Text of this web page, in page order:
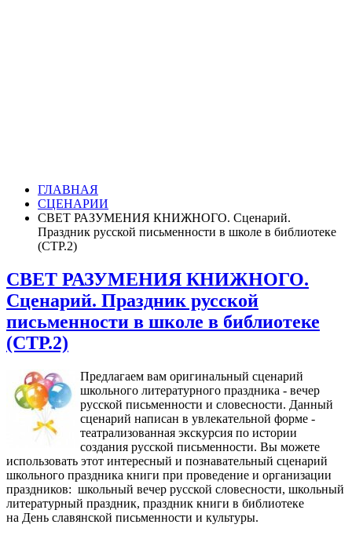
ГЛАВНАЯ
СЦЕНАРИИ
СВЕТ РАЗУМЕНИЯ КНИЖНОГО. Сценарий.
Праздник русской письменности в школе в библиотеке
(СТР.2)
СВЕТ РАЗУМЕНИЯ КНИЖНОГО.
Сценарий. Праздник русской
письменности в школе в библиотеке
(СТР.2)
Предлагаем вам оригинальный сценарий
школьного литературного праздника - вечер
русской письменности и словесности. Данный
сценарий написан в увлекательной форме -
театрализованная экскурсия по истории
создания русской письменности. Вы можете
использовать этот интересный и познавательный сценарий
школьного праздника книги при проведение и организации
праздников: школьный вечер русской словесности, школьный
литературный праздник, праздник книги в библиотеке
на День славянской письменности и культуры.